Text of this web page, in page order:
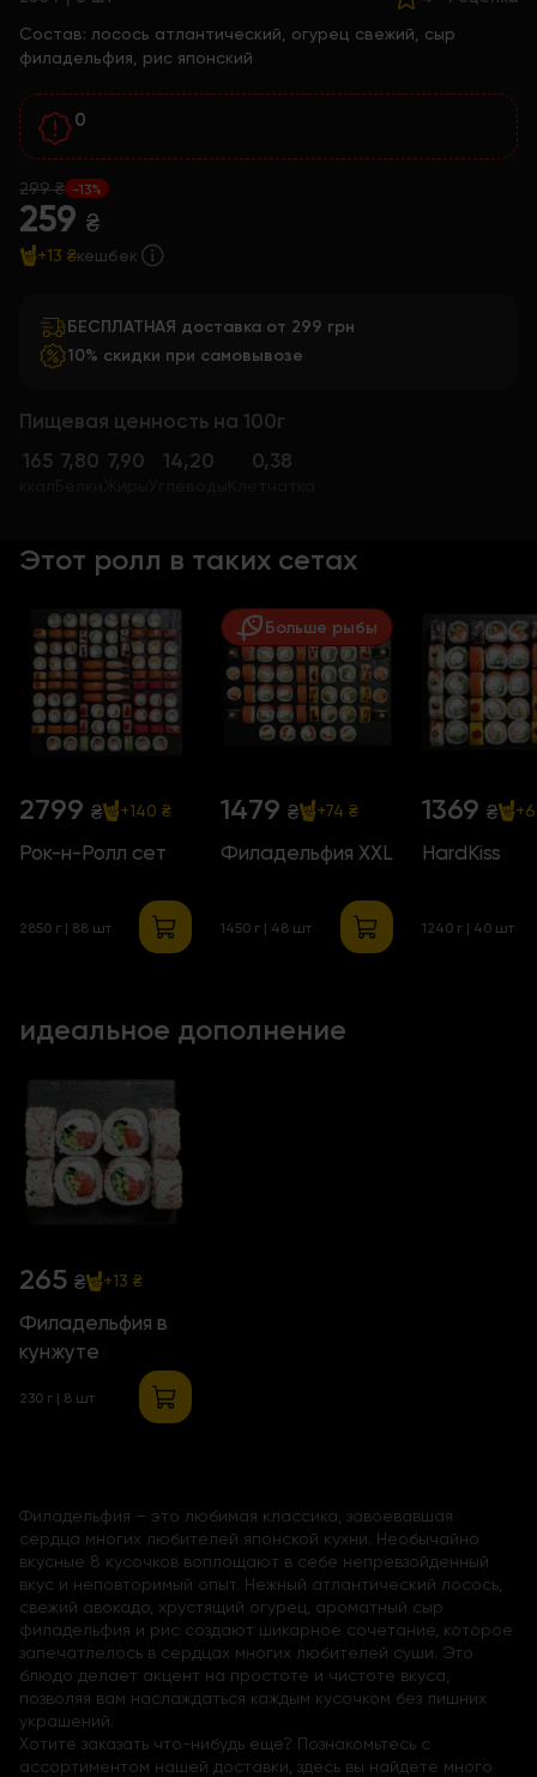
Состав: лосось атлантический, огурец свежий, сыр
филадельфия, рис японский
0
299 ₴ -13%
259 ₴
+13 ₴кешбек
БЕСПЛАТНАЯ доставка от 299 грн
10% скидки при самовывозе
Пищевая ценность на 100г
165 7,80 7,90 14,20 0,38
Этот ролл в таких сетах
2799 ₴ +140 ₴
Рок-н-Ролл сет
2850 г | 88 шт
Больше рыбы
1479 ₴ +74 ₴
Филадельфия ХХL
1450 г | 48 шт
1369 ₴
HardKiss
1240 г | 40 шт
идеальное дополнение
265 ₴ +13 ₴
Филадельфия в
кунжуте
230 г | 8 шт
Филадельфия – это любимая классика, завоевавшая
сердца многих любителей японской кухни. Необычайно
вкусные 8 кусочков воплощают в себе непревзойденный
вкус и неповторимый опыт. Нежный атлантический лосось,
свежий авокадо, хрустящий огурец, ароматный сыр
филадельфия и рис создают шикарное сочетание, которое
запечатлелось в сердцах многих любителей суши. Это
блюдо делает акцент на простоте и чистоте вкуса,
позволяя вам наслаждаться каждым кусочком без лишних
украшений.
Хотите заказать что-нибудь еще? Познакомьтесь с
ассортиментом нашей доставки, здесь вы найдете много